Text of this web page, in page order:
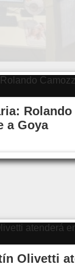
Rolando
a Goya
Olivetti